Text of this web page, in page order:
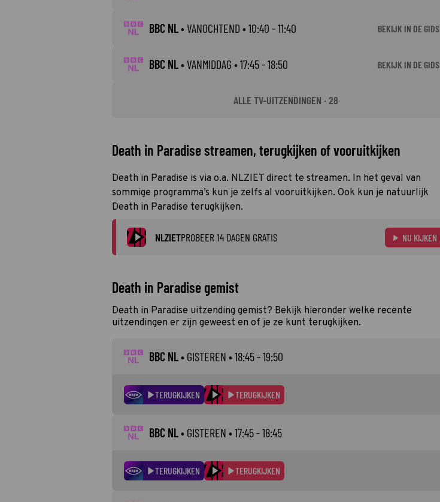
BBC NL•VANOCHTEND • 10:40 - 11:40 BEKIJK IN DE GIDS
BBC NL•VANMIDDAG • 17:45 - 18:50 BEKIJK IN DE GIDS
ALLE TV-UITZENDINGEN · 28
Death in Paradise streamen, terugkijken of vooruitkijken
Death in Paradise is via o.a. NLZIET direct te streamen. In het geval van
sommige programma’s kun je zelfs al vooruitkijken. Ook kun je natuurlijk
Death in Paradise terugkijken.
NLZIETPROBEER 14 DAGEN GRATIS NU KIJKEN
Death in Paradise gemist
Death in Paradise uitzending gemist? Bekijk hieronder welke recente
uitzendingen er zijn geweest en of je ze kunt terugkijken.
BBC NL• GISTEREN • 18:45 - 19:50
TERUGKIJKEN TERUGKIJKEN
BBC NL• GISTEREN • 17:45 - 18:45
TERUGKIJKEN TERUGKIJKEN